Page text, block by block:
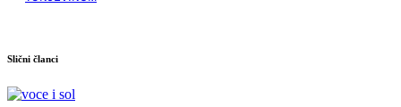
Slični članci